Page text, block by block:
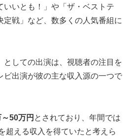
いいとも！」や「ザ・ベストテ
定戦」など、数多くの人気番組に
としての出演は、視聴者の注目を
ビ出演が彼の主な収入源の一つで
50万円 とされており、年間では
超える収入を得ていたと考えら